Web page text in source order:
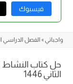
فيسبوك
واجباتي » الفصل الدراسي
الثاني 1446